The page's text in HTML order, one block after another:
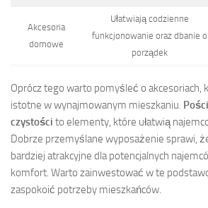
Akcesoria
domowe
Ułatwiają codzienne
funkcjonowanie oraz dbanie o
porządek
Oprócz tego warto pomyśleć o akcesoriach,
istotne w wynajmowanym mieszkaniu.
czystości to elementy, które ułatwią
Dobrze przemyślane wyposażenie sprawi,
bardziej atrakcyjne dla potencjalnych
komfort. Warto zainwestować w te
zaspokoić potrzeby mieszkańców.